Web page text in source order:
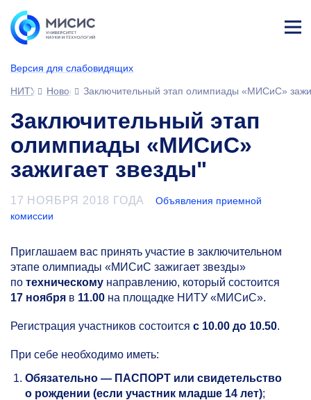
Версия для слабовидящих
ине
НИТУ МИСИС
НовостиЗаключительный этап олимпиады «МИСиС»
Заключительный этап
олимпиады «МИСиС»
зажигает звезды"
17 НОЯБРЯ 2018 ГОДА
Объявления приемной
комиссии
Приглашаем вас принять участие в заключительном
этапе олимпиады «МИСиС зажигает звезды»
по техническому направлению, который состоится
17 ноября в 11.00 на площадке НИТУ «МИСиС».
Регистрация участников состоится с 10.00 до 10.50.
При себе необходимо иметь:
Обязательно — ПАСПОРТ или свидетельство
о рождении (если участник младше 14 лет);